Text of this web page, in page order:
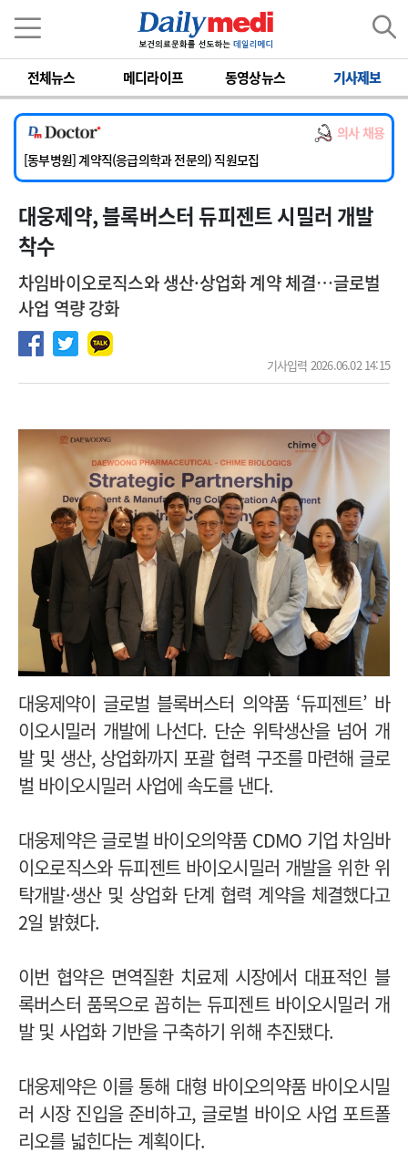
전체뉴스 메디라이프 동영상뉴스 기사제보
의사 채용
[서울아산병원] 2026년 하반기 인턴 모집
[영남대학교의료원] 마취통증의학과 임기제 임상의사 채용
[충남대학교병원] 소아청소년과(소아응급전담) 계약직 의사 공개채용
[동부병원] 계약직(응급의학과 전문의) 직원모집
[이대목동병원] 하반기 전공의(레지던트1년차) 모집
[서울아산병원] 2026년 하반기 인턴 모집
[영남대학교의료원] 마취통증의학과 임기제 임상의사 채용
대웅제약, 블록버스터 듀피젠트 시밀러 개발
착수
차임바이오로직스와 생산·상업화 계약 체결…글로벌
사업 역량 강화
기사입력 2026.06.02 14:15
대웅제약이 글로벌 블록버스터 의약품 ‘듀피젠트’ 바
이오시밀러 개발에 나선다. 단순 위탁생산을 넘어 개
발 및 생산, 상업화까지 포괄 협력 구조를 마련해 글로
벌 바이오시밀러 사업에 속도를 낸다.
대웅제약은 글로벌 바이오의약품 CDMO 기업 차임바
이오로직스와 듀피젠트 바이오시밀러 개발을 위한 위
탁개발·생산 및 상업화 단계 협력 계약을 체결했다고
2일 밝혔다.
이번 협약은 면역질환 치료제 시장에서 대표적인 블
록버스터 품목으로 꼽히는 듀피젠트 바이오시밀러 개
발 및 사업화 기반을 구축하기 위해 추진됐다.
대웅제약은 이를 통해 대형 바이오의약품 바이오시밀
러 시장 진입을 준비하고, 글로벌 바이오 사업 포트폴
리오를 넓힌다는 계획이다.